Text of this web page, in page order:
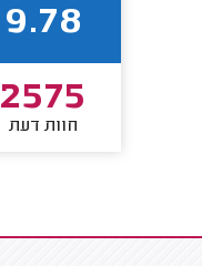
9.78
2575
חוות דעת